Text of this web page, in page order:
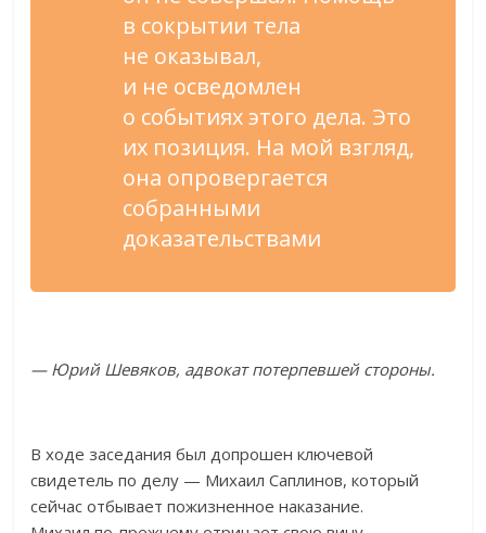
в сокрытии тела
не оказывал,
и не осведомлен
о событиях этого дела. Это
их позиция. На мой взгляд,
она опровергается
собранными
доказательствами
— Юрий Шевяков, адвокат потерпевшей стороны.
В ходе заседания был допрошен ключевой
свидетель по делу — Михаил Саплинов, который
сейчас отбывает пожизненное наказание.